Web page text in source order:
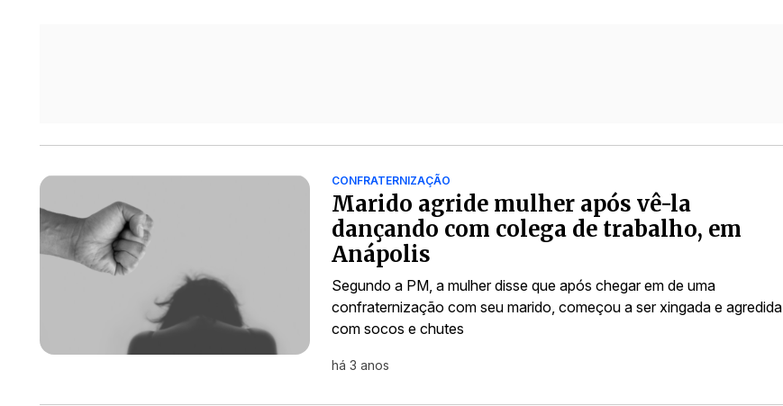
CONFRATERNIZAÇÃO
Marido agride mulher após vê-la
dançando com colega de trabalho, em
Anápolis
Segundo a PM, a mulher disse que após chegar em de uma
confraternização com seu marido, começou a ser xingada e agredida
com socos e chutes
há 3 anos